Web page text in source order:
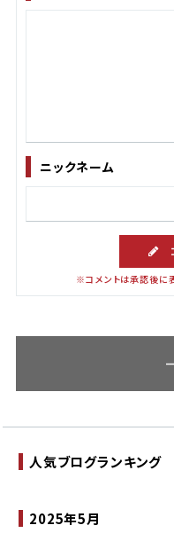
ニックネーム
※コメントは承認後に
2025年5月
人気ブログランキング